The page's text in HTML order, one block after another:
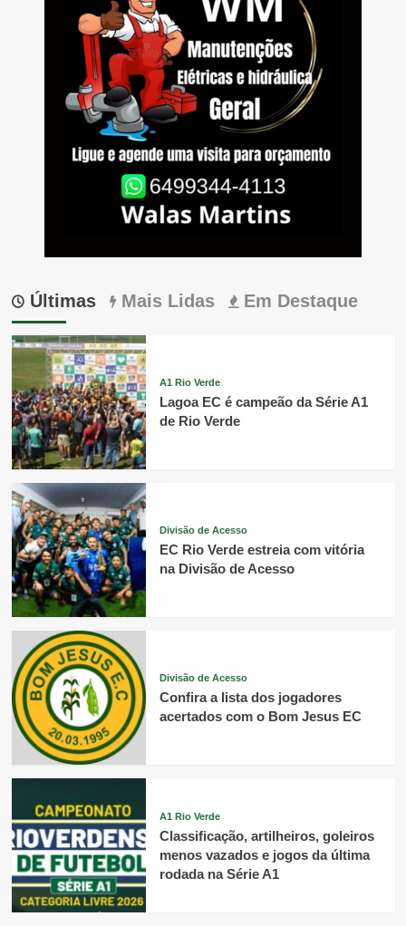
Últimas Mais Lidas Em Destaque
A1 Rio Verde
Lagoa EC é campeão da Série A1
de Rio Verde
Divisão de Acesso
EC Rio Verde estreia com vitória
na Divisão de Acesso
Divisão de Acesso
Confira a lista dos jogadores
acertados com o Bom Jesus EC
A1 Rio Verde
Classificação, artilheiros, goleiros
menos vazados e jogos da última
rodada na Série A1